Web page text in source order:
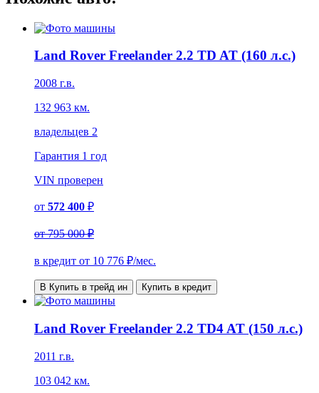
Land Rover Freelander 2.2 TD AT (160 л.с.)
2008 г.в.
132 963 км.
владельцев 2
Гарантия 1 год
VIN проверен
от 572 400 ₽
от795 000 ₽
в кредит от 10 776 ₽/мес.
В Купить в трейд ин Купить в кредит
Land Rover Freelander 2.2 TD4 AT (150 л.с.)
2011 г.в.
103 042 км.